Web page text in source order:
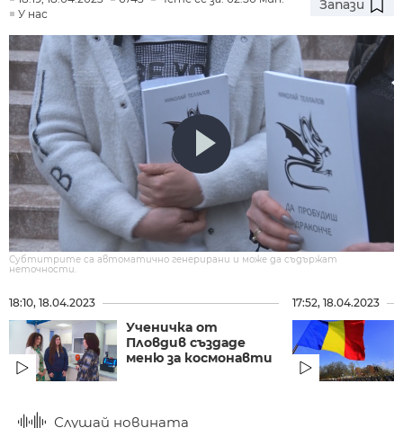
У нас
Запази
Субтитрите са автоматично генерирани и може да съдържат
неточности.
18:10, 18.04.2023
Ученичка от
Пловдив създаде
меню за космонавти
17:52, 18.04.2023
Слушай новината